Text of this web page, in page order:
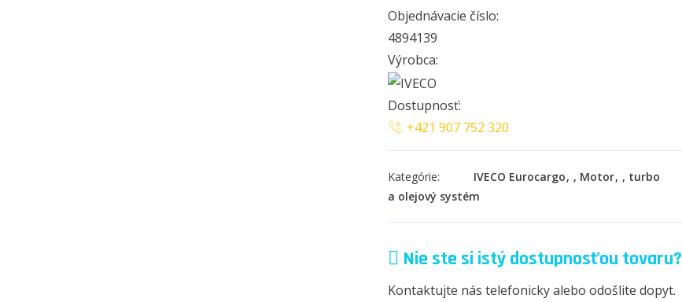
Objednávacie číslo:
4894139
Výrobca:
Dostupnosť:
+421 907 752 320
Kategórie: IVECO Eurocargo , Motor , turbo
a olejový systém
Nie ste si istý dostupnosťou tovaru?
Kontaktujte nás telefonicky alebo odošlite dopyt.